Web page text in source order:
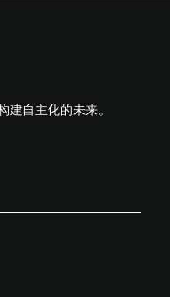
自主化的未来。